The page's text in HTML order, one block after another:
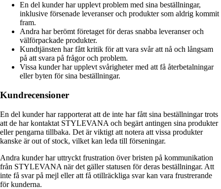
En del kunder har upplevt problem med sina beställningar,
inklusive försenade leveranser och produkter som aldrig kommit
fram.
Andra har berömt företaget för deras snabba leveranser och
välförpackade produkter.
Kundtjänsten har fått kritik för att vara svår att nå och långsam
på att svara på frågor och problem.
Vissa kunder har upplevt svårigheter med att få återbetalningar
eller byten för sina beställningar.
Kundrecensioner
En del kunder har rapporterat att de inte har fått sina beställningar trots
att de har kontaktat STYLEVANA och begärt antingen sina produkter
eller pengarna tillbaka. Det är viktigt att notera att vissa produkter
kanske är out of stock, vilket kan leda till förseningar.
Andra kunder har uttryckt frustration över bristen på kommunikation
från STYLEVANA när det gäller statusen för deras beställningar. Att
inte få svar på mejl eller att få otillräckliga svar kan vara frustrerande
för kunderna.